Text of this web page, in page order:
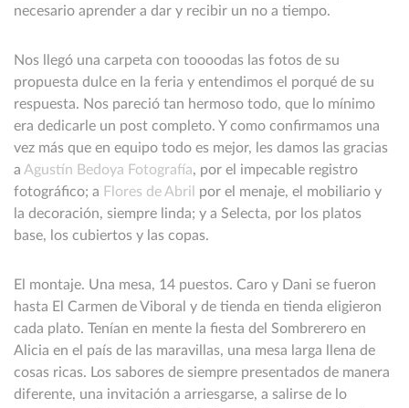
necesario aprender a dar y recibir un no a tiempo.
Nos llegó una carpeta con toooodas las fotos de su
propuesta dulce en la feria y entendimos el porqué de su
respuesta. Nos pareció tan hermoso todo, que lo mínimo
era dedicarle un post completo. Y como confirmamos una
vez más que en equipo todo es mejor, les damos las gracias
a Agustín Bedoya Fotografía, por el impecable registro
fotográfico; a Flores de Abril
por el menaje, el mobiliario y
la decoración, siempre linda; y a Selecta, por los platos
base, los cubiertos y las copas.
El montaje. Una mesa, 14 puestos. Caro y Dani se fueron
hasta El Carmen de Viboral y de tienda en tienda eligieron
cada plato. Tenían en mente la fiesta del Sombrerero en
Alicia en el país de las maravillas, una mesa larga llena de
cosas ricas. Los sabores de siempre presentados de manera
diferente, una invitación a arriesgarse, a salirse de lo